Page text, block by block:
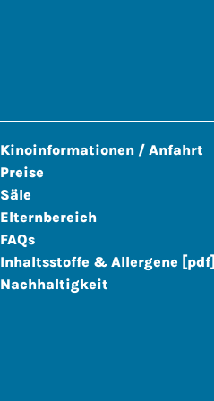
Kinoinformationen / Anfahrt
Preise
Säle
Elternbereich
FAQs
Inhaltsstoffe & Allergene [pdf]
Nachhaltigkeit